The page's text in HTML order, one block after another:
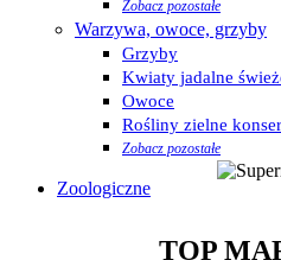
Zobacz pozostałe
Warzywa, owoce, grzyby
Grzyby
Kwiaty jadalne
Owoce
Rośliny zielne
Zobacz pozostałe
Zoologiczne
TOP